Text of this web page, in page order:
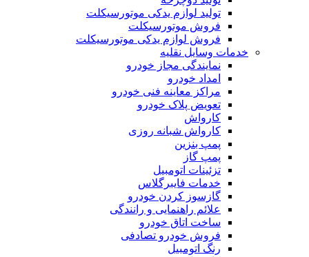
تولید لوازم یدکی موتورسیکلت
فروش موتورسیکلت
فروش لوازم یدکی موتورسیکلت
خدمات وسایل نقلیه
نمایندگی مجاز خودرو
امداد خودرو
مراکز معاینه فنی خودرو
تعویض پلاک خودرو
کارواش
کارواش شبانه روزی
پمپ بنزین
پمپ گاز
تزئینات اتومبیل
خدمات فایبرگلاس
گازسوز کردن خودرو
علائم راهنمایی و رانندگی
ساخت اتاق خودرو
فروش خودرو تصادفی
رنگ اتومبیل